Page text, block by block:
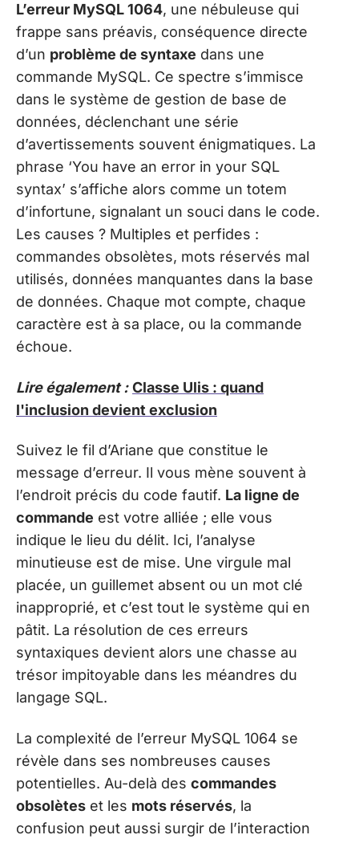
L’erreur MySQL 1064, une nébuleuse qui
frappe sans préavis, conséquence directe
d’un problème de syntaxe dans une
commande MySQL. Ce spectre s’immisce
dans le système de gestion de base de
données, déclenchant une série
d’avertissements souvent énigmatiques. La
phrase ‘You have an error in your SQL
syntax’ s’affiche alors comme un totem
d’infortune, signalant un souci dans le code.
Les causes ? Multiples et perfides :
commandes obsolètes, mots réservés mal
utilisés, données manquantes dans la base
de données. Chaque mot compte, chaque
caractère est à sa place, ou la commande
échoue.
Lire également : Classe Ulis : quand
l'inclusion devient exclusion
Suivez le fil d’Ariane que constitue le
message d’erreur. Il vous mène souvent à
l’endroit précis du code fautif. La ligne de
commande est votre alliée ; elle vous
indique le lieu du délit. Ici, l’analyse
minutieuse est de mise. Une virgule mal
placée, un guillemet absent ou un mot clé
inapproprié, et c’est tout le système qui en
pâtit. La résolution de ces erreurs
syntaxiques devient alors une chasse au
trésor impitoyable dans les méandres du
langage SQL.
La complexité de l’erreur MySQL 1064 se
révèle dans ses nombreuses causes
potentielles. Au-delà des commandes
obsolètes et les mots réservés, la
confusion peut aussi surgir de l’interaction